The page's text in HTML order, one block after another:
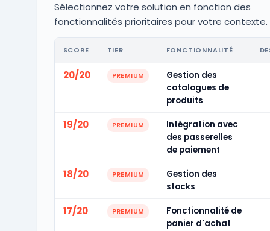
Sélectionnez votre solution en fonction des
fonctionnalités prioritaires pour votre contexte.
SCORE TIER FONCTIONNALITÉ
20/20 PREMIUM
Gestion des
catalogues de
produits
19/20 PREMIUM
Intégration avec
des passerelles
de paiement
18/20 PREMIUM
Gestion des
stocks
17/20 PREMIUM
Fonctionnalité de
panier d'achat